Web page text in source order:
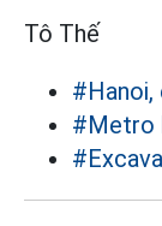
Tô Thế
#Hanoi,
#Metro